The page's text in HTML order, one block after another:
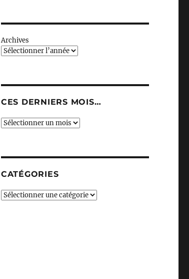
Archives
CES DERNIERS MOIS…
Ces
CATÉGORIES
Catégories